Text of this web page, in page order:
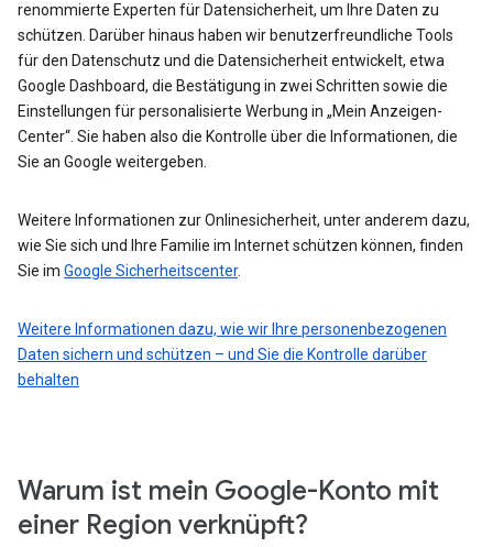
renommierte Experten für Datensicherheit, um Ihre Daten zu
schützen. Darüber hinaus haben wir benutzerfreundliche Tools
für den Datenschutz und die Datensicherheit entwickelt, etwa
Google Dashboard, die Bestätigung in zwei Schritten sowie die
Einstellungen für personalisierte Werbung in „Mein Anzeigen-
Center“. Sie haben also die Kontrolle über die Informationen, die
Sie an Google weitergeben.
Weitere Informationen zur Onlinesicherheit, unter anderem dazu,
wie Sie sich und Ihre Familie im Internet schützen können, finden
Sie im Google Sicherheitscenter.
Weitere Informationen dazu, wie wir Ihre personenbezogenen
Daten sichern und schützen – und Sie die Kontrolle darüber
behalten
Warum ist mein Google-Konto mit
einer Region verknüpft?